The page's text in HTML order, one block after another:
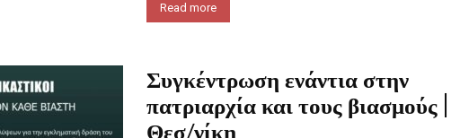
Read more
Συγκέντρωση ενάντια στην
πατριαρχία και τους βιασμούς |
Θεσ/νίκη